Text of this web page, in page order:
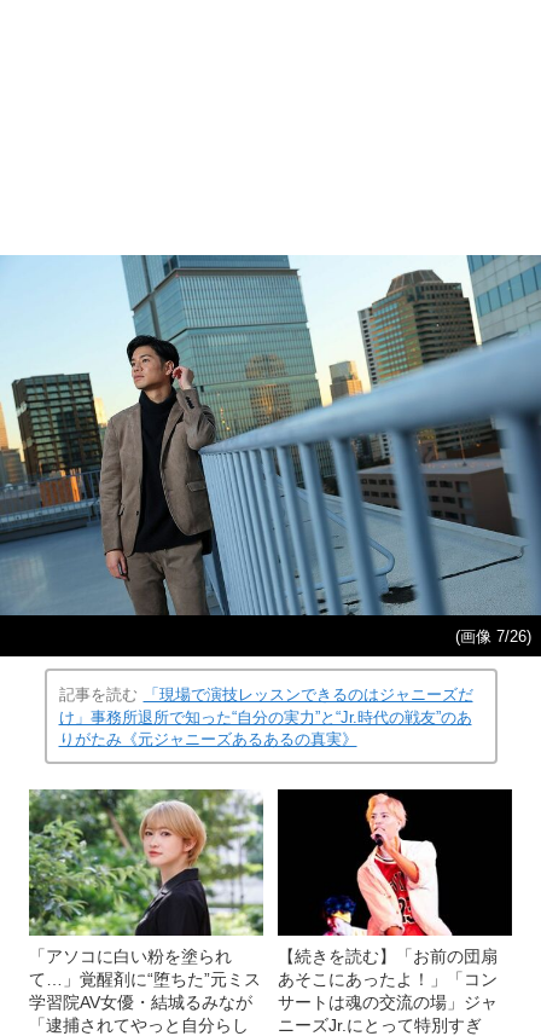
(画像 7/26)
記事を読む
「現場で演技レッスンできるのはジャニーズだ
け」事務所退所で知った“自分の実力”と“Jr.時代の戦友”のあ
りがたみ《元ジャニーズあるあるの真実》
「アソコに白い粉を塗られ
て…」覚醒剤に“堕ちた”元ミス
学習院AV女優・結城るみなが
「逮捕されてやっと自分らし
【続きを読む】「お前の団扇
あそこにあったよ！」「コン
サートは魂の交流の場」ジャ
ニーズJr.にとって特別すぎ